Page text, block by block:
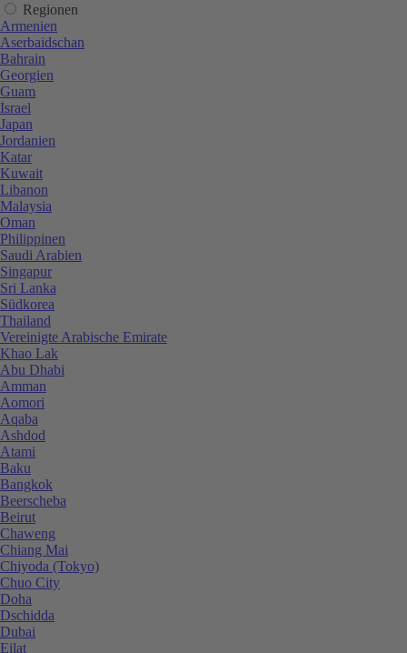
Regionen
Armenien
Aserbaidschan
Bahrain
Georgien
Guam
Israel
Japan
Jordanien
Katar
Kuwait
Libanon
Malaysia
Oman
Philippinen
Saudi Arabien
Singapur
Sri Lanka
Südkorea
Thailand
Vereinigte Arabische Emirate
Khao Lak
Abu Dhabi
Amman
Aomori
Aqaba
Ashdod
Atami
Baku
Bangkok
Beerscheba
Beirut
Chaweng
Chiang Mai
Chiyoda (Tokyo)
Chuo City
Doha
Dschidda
Dubai
Eilat